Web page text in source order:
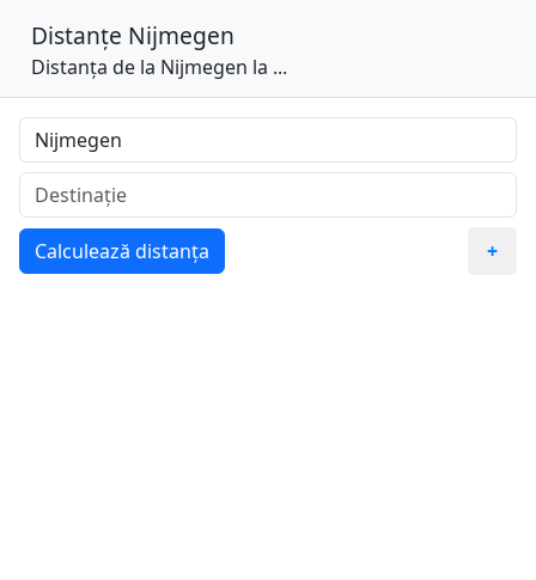
Distanțe Nijmegen
Distanța de la Nijmegen la ...
Calculează distanța +